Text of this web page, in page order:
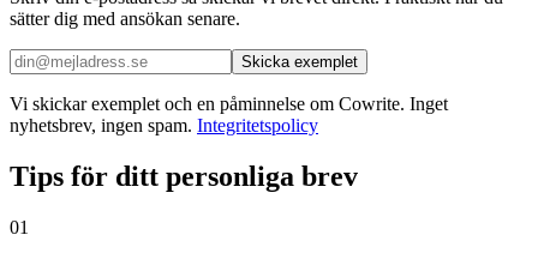
sätter dig med ansökan senare.
Skicka exemplet
Vi skickar exemplet och en påminnelse om Cowrite. Inget
nyhetsbrev, ingen spam. Integritetspolicy
Tips för ditt personliga brev
01